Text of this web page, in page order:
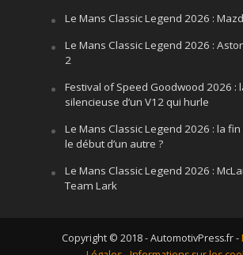
Le Mans Classic Legend 2026 :
Le Mans Classic Legend 2026 :
2
Festival of Speed Goodwood 2026 :
silencieuse d’un V12 qui hurle
Le Mans Classic Legend 2026 : la fin
le début d’un autre ?
Le Mans Classic Legend 2026 :
Team Lark
Copyright © 2018 - AutomotivPress.fr -